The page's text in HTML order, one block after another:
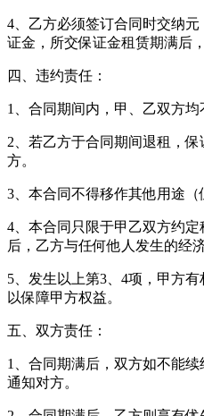
4、乙方必须签订合同时交纳
证金，所交保证金租赁期满后
四、违约责任：
1、合同期间内，甲、乙双方均
2、若乙方于合同期间退租，
方。
3、本合同不得移作其他用途（
4、本合同只限于甲乙双方约
后，乙方与任何他人发生的经
5、发生以上第3、4项，甲方
以保障甲方权益。
五、双方责任：
1、合同期满后，双方如不能
通知对方。